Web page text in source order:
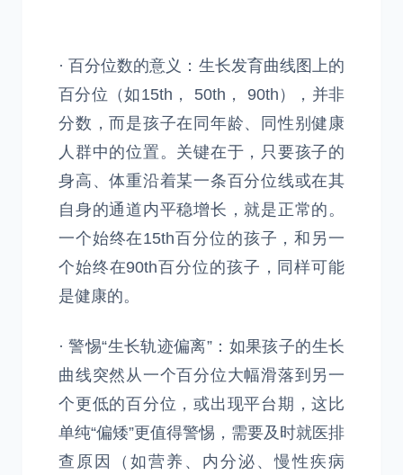
· 百分位数的意义：生长发育曲线图上的
百分位（如15th， 50th， 90th），并非
分数，而是孩子在同年龄、同性别健康
人群中的位置。关键在于，只要孩子的
身高、体重沿着某一条百分位线或在其
自身的通道内平稳增长，就是正常的。
一个始终在15th百分位的孩子，和另一
个始终在90th百分位的孩子，同样可能
是健康的。
· 警惕“生长轨迹偏离”：如果孩子的生长
曲线突然从一个百分位大幅滑落到另一
个更低的百分位，或出现平台期，这比
单纯“偏矮”更值得警惕，需要及时就医排
查原因（如营养、内分泌、慢性疾病